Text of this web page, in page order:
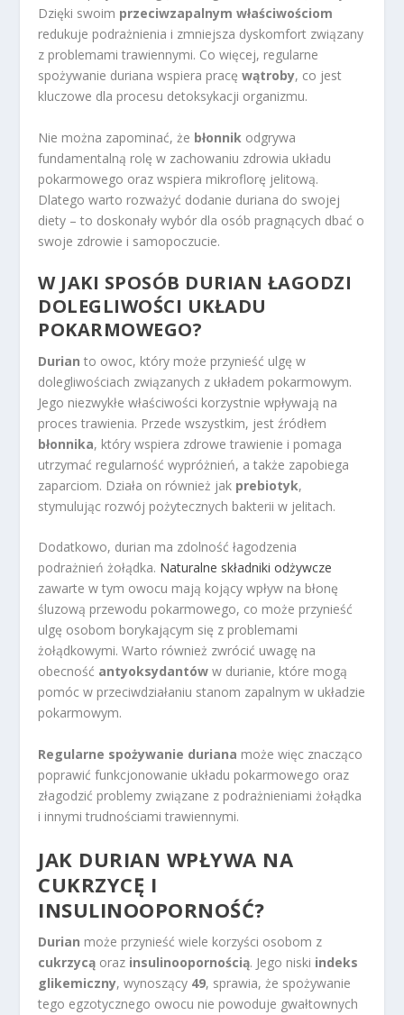
Dzięki swoim przeciwzapalnym właściwościom
redukuje podrażnienia i zmniejsza dyskomfort związany
z problemami trawiennymi. Co więcej, regularne
spożywanie duriana wspiera pracęwątroby, co jest
kluczowe dla procesu detoksykacji organizmu.
Nie można zapominać, że błonnik odgrywa
fundamentalną rolę w zachowaniu zdrowia układu
pokarmowego oraz wspiera mikroflorę jelitową.
Dlatego warto rozważyć dodanie duriana do swojej
diety – to doskonały wybór dla osób pragnących dbać o
swoje zdrowie i samopoczucie.
W JAKI SPOSÓB DURIAN ŁAGODZI
DOLEGLIWOŚCI UKŁADU
POKARMOWEGO?
Durian to owoc, który może przynieść ulgę w
dolegliwościach związanych z układem pokarmowym.
Jego niezwykłe właściwości korzystnie wpływają na
proces trawienia. Przede wszystkim, jest źródłem
błonnika, który wspiera zdrowe trawienie i pomaga
utrzymać regularność wypróżnień, a także zapobiega
zaparciom. Działa on również jak prebiotyk,
stymulując rozwój pożytecznych bakterii w jelitach.
Dodatkowo, durian ma zdolność łagodzenia
podrażnień żołądka. Naturalne składniki odżywcze
zawarte w tym owocu mają kojący wpływ na błonę
śluzową przewodu pokarmowego, co może przynieść
ulgę osobom borykającym się z problemami
żołądkowymi. Warto również zwrócić uwagę na
obecność antyoksydantów w durianie, które mogą
pomóc w przeciwdziałaniu stanom zapalnym w układzie
pokarmowym.
Regularne spożywanie duriana może więc znacząco
poprawić funkcjonowanie układu pokarmowego oraz
złagodzić problemy związane z podrażnieniami żołądka
i innymi trudnościami trawiennymi.
JAK DURIAN WPŁYWA NA
CUKRZYCĘ I
INSULINOOPORNOŚĆ?
Durian może przynieść wiele korzyści osobom z
cukrzycą oraz insulinoopornością. Jego niski indeks
glikemiczny, wynoszący 49, sprawia, że spożywanie
tego egzotycznego owocu nie powoduje gwałtownych